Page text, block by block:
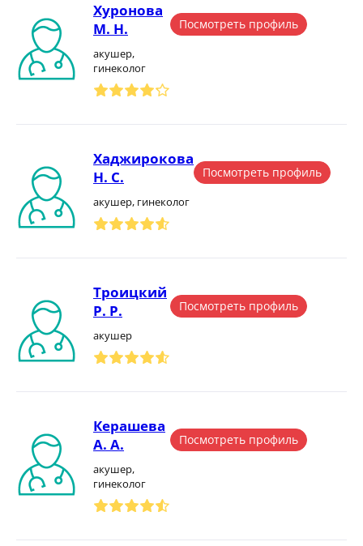
Хуронова
М. Н.
акушер,
гинеколог
Посмотреть профиль
Хаджирокова
Н. С.
акушер, гинеколог
Посмотреть профиль
Троицкий
Р. Р.
акушер
Посмотреть профиль
Керашева
А. А.
акушер,
гинеколог
Посмотреть профиль